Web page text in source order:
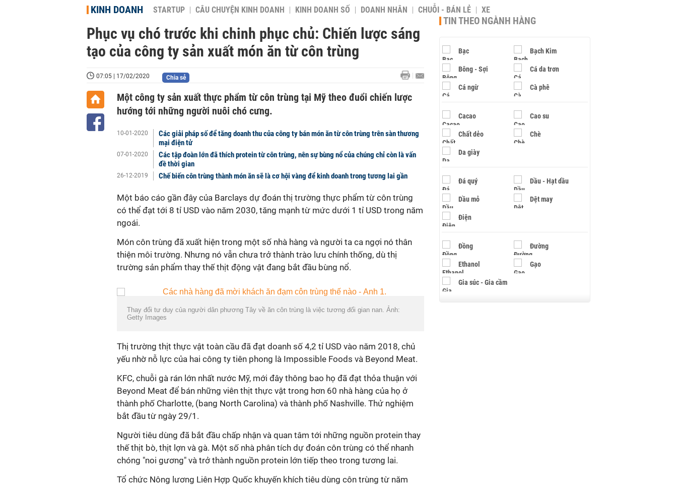
KINH DOANH STARTUP CÂU CHUYỆN KINH DOANH KINH DOANH SỐ DOANH NHÂN CHUỖI - BÁN LẺ XE
Phục vụ chó trước khi chinh phục chủ: Chiến lược sáng
tạo của công ty sản xuất món ăn từ côn trùng
07:05 | 17/02/2020 Chia sẻ
Một công ty sản xuất thực phẩm từ côn trùng tại Mỹ theo đuổi chiến lược
hướng tới những người nuôi chó cưng.
10-01-2020
Các giải pháp số để tăng doanh thu của công ty bán món ăn từ côn trùng trên sàn thương
mại điện tử
07-01-2020
Các tập đoàn lớn đã thích protein từ côn trùng, nên sự bùng nổ của chúng chỉ còn là vấn
đề thời gian
26-12-2019 Chế biến côn trùng thành món ăn sẽ là cơ hội vàng để kinh doanh trong tương lai gần
Một báo cáo gần đây của Barclays dự đoán thị trường thực phẩm từ côn trùng
có thể đạt tới 8 tỉ USD vào năm 2030, tăng mạnh từ mức dưới 1 tỉ USD trong năm
ngoái.
Món côn trùng đã xuất hiện trong một số nhà hàng và người ta ca ngợi nó thân
thiện môi trường. Nhưng nó vẫn chưa trở thành trào lưu chính thống, dù thị
trường sản phẩm thay thế thịt động vật đang bắt đầu bùng nổ.
Thay đổi tư duy của người dân phương Tây về ăn côn trùng là việc tương đối gian nan. Ảnh:
Getty Images
Thị trường thịt thực vật toàn cầu đã đạt doanh số 4,2 tỉ USD vào năm 2018, chủ
yếu nhờ nỗ lực của hai công ty tiên phong là Impossible Foods và Beyond Meat.
KFC, chuỗi gà rán lớn nhất nước Mỹ, mới đây thông bao họ đã đạt thỏa thuận với
Beyond Meat để bán những viên thịt thực vật trong hơn 60 nhà hàng của họ ở
thành phố Charlotte, (bang North Carolina) và thành phố Nashville. Thử nghiệm
bắt đầu từ ngày 29/1.
Người tiêu dùng đã bắt đầu chấp nhận và quan tâm tới những nguồn protein thay
thế thịt bò, thịt lợn và gà. Một số nhà phân tích dự đoán côn trùng có thể nhanh
chóng "noi gương" và trở thành nguồn protein lớn tiếp theo trong tương lai.
Tổ chức Nông lương Liên Hợp Quốc khuyến khích tiêu dùng côn trùng từ năm
TIN THEO NGÀNH HÀNG
Bạc Bạch Kim
Bông - Sợi Cá da trơn
Cá ngừ Cà phê
Cacao Cao su
Chất dẻo Chè
Da giày
Đá quý Dầu - Hạt dầu
Dầu mỏ Dệt may
Điện
Đồng Đường
Ethanol Gạo
Gia súc - Gia cầm